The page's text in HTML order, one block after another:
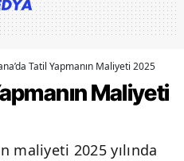
Tatil Yapmanın Maliyeti 2025
Maliyeti
maliyeti 2025 yılında